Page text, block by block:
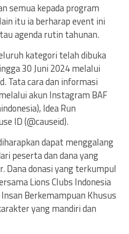
semua kepada program
itu ia berharap event ini
agenda rutin tahunan.
kategori telah dibuka
30 Juni 2024 melalui
Tata cara dan informasi
akun Instagram BAF
Idea Run
ID (@causeid).
dapat menggalang
peserta dan dana yang
Dana donasi yang terkumpul
Lions Clubs Indonesia
Berkemampuan Khusus
yang mandiri dan